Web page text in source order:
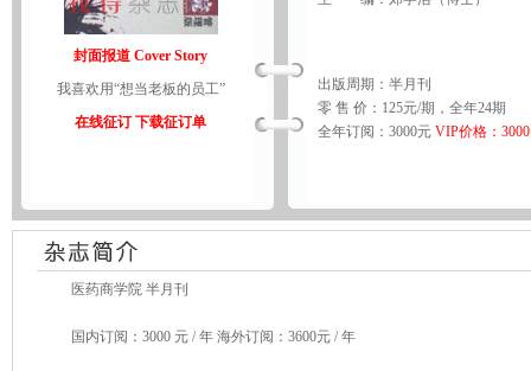
封面报道 Cover Story
我喜欢用“想当老板的员工”
在线征订 下载征订单
出版周期：半月刊
零 售 价：125元/期，全年24期
全年订阅：3000元 VIP价格：
医药商学院 半月刊
国内订阅：3000 元 / 年 海外订阅：3600元 / 年